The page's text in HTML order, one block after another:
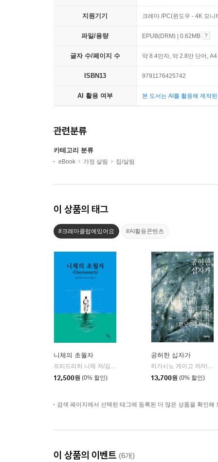
지원기기 크레마 /PC(윈도우 - 4K 모
파일/용량 EPUB(DRM) | 0.62MB
글자 수/페이지 수 약 8.4만자, 약 2.8만 단어,
ISBN13 9791176425742
AI 활용 여부 본 도서는 AI를 활용해 제작
관련분류
카테고리 분류
eBook 가정 살림 집/살림
이 상품의 태그
#크레마클럽에있어요 #AI활용콘텐츠
니체의 초월자
프리드리히 니체 저/김철 편역
12,500원 (0% 할인)
공허한 십자가
히가시노 게이고 저/이선희 역
13,700원 (0% 할인)
검색 페이지에서 선택된 태그에 등록된 더 많은 상품을 확인해
이 상품의 이벤트 (6개)